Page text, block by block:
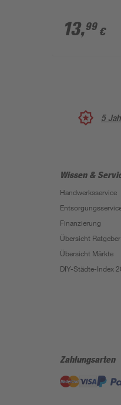
13,99 €
5
Wissen &
Handwerksservice
Finanzierung
Übersicht Ratgeber
Übersicht Märkte
DIY-Städte-Index
Zahlungsarten